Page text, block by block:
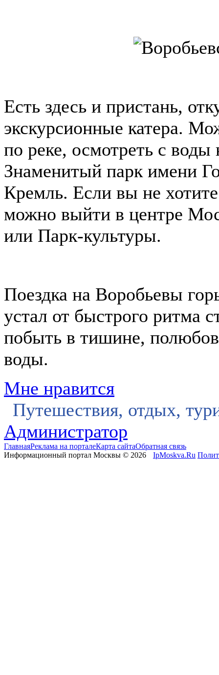
Есть здесь и пристань,
экскурсионные катера.
по реке, осмотреть с
Знаменитый парк имени
Кремль. Если вы не
можно выйти в центре
или Парк-культуры.
Поездка на Воробьевы
устал от быстрого ритма
побыть в тишине,
воды.
Мне нравится
Путешествия, отдых,
Администратор
ГлавнаяРеклама на порталеКарта сайтаОбратная связь
Информационный портал Москвы © 2026
IpMoskva.Ru